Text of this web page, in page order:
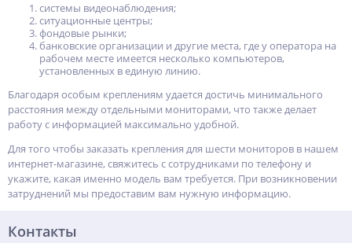
системы видеонаблюдения;
ситуационные центры;
фондовые рынки;
банковские организации и другие места, где у оператора на
рабочем месте имеется несколько компьютеров,
установленных в единую линию.
Благодаря особым креплениям удается достичь минимального
расстояния между отдельными мониторами, что также делает
работу с информацией максимально удобной.
Для того чтобы заказать крепления для шести мониторов в нашем
интернет-магазине, свяжитесь с сотрудниками по телефону и
укажите, какая именно модель вам требуется. При возникновении
затруднений мы предоставим вам нужную информацию.
Контакты